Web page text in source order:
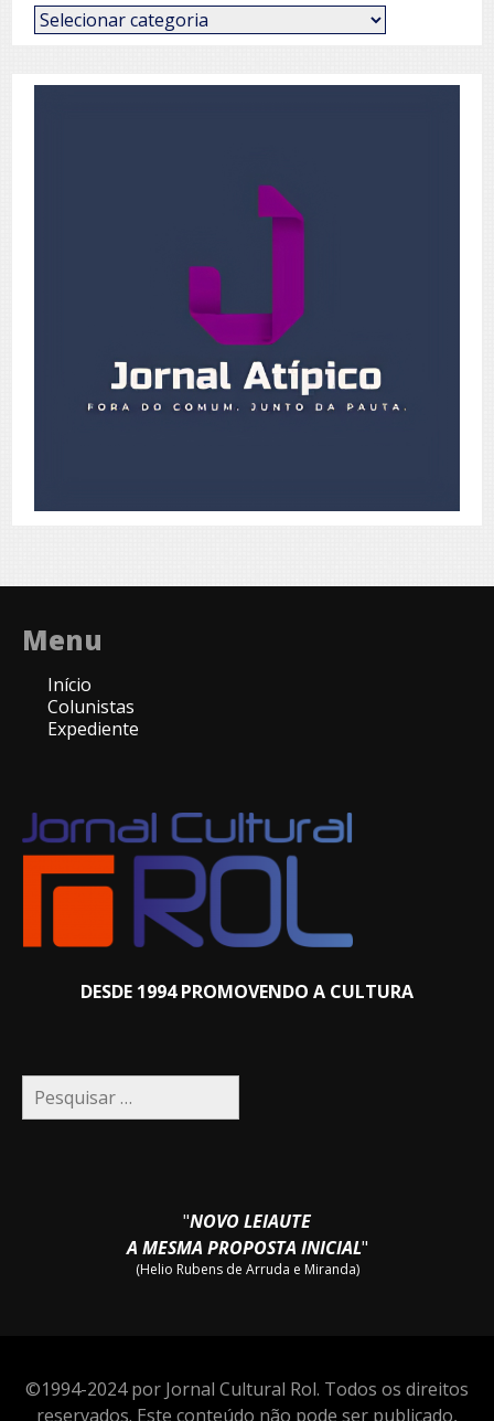
Categorias
de
Menu
Início
Colunistas
Expediente
DESDE 1994 PROMOVENDO A CULTURA
Pesquisar
por:
"NOVO LEIAUTE
A MESMA PROPOSTA INICIAL"
(Helio Rubens de Arruda e Miranda)
©1994-2024 por Jornal Cultural Rol. Todos os direitos
reservados. Este conteúdo não pode ser publicado,